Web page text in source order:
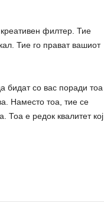
филтер. Тие
Тие го прават вашиот
бидат со вас поради тоа
Наместо тоа, тие се
Тоа е редок квалитет кој